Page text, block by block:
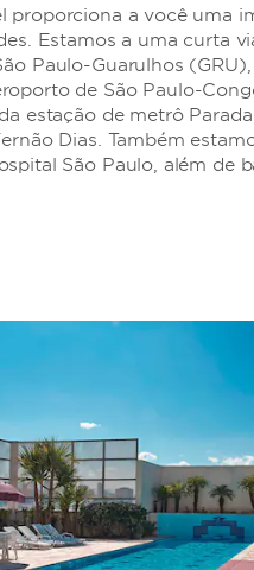
proporciona a você uma
Estamos a uma curta
Paulo-Guarulhos
de São Paulo-
estação de metrô
Dias. Também
São Paulo, além de